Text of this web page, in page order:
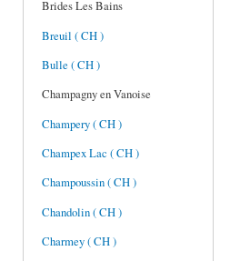
Brides Les Bains
Breuil ( CH )
Bulle ( CH )
Champagny en Vanoise
Champery ( CH )
Champex Lac ( CH )
Champoussin ( CH )
Chandolin ( CH )
Charmey ( CH )